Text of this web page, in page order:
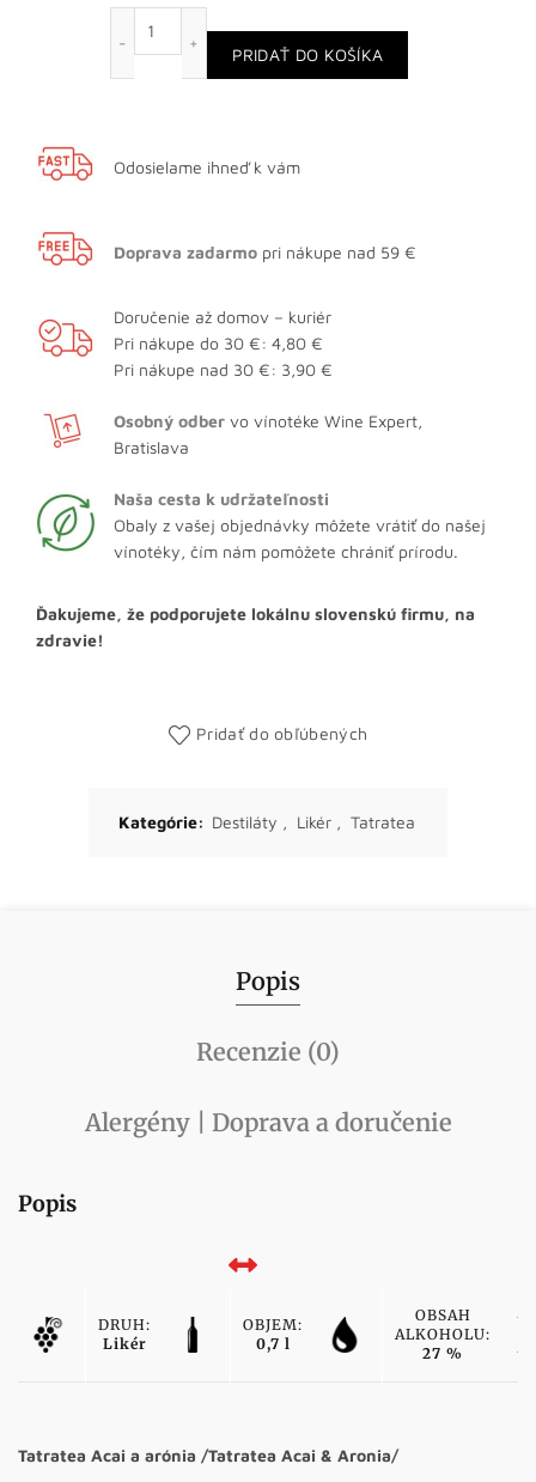
PRIDAŤ DO KOŠÍKA
Odosielame ihneď k vám
Doprava zadarmo pri nákupe nad 59 €
Doručenie až domov – kuriér
Pri nákupe do 30 €: 4,80 €
Pri nákupe nad 30 €: 3,90 €
Osobný odber vo vínotéke Wine Expert,
Bratislava
Naša cesta k udržateľnosti
Obaly z vašej objednávky môžete vrátiť do našej
vínotéky, čím nám pomôžete chrániť prírodu.
Ďakujeme, že podporujete lokálnu slovenskú firmu, na
zdravie!
Pridať do obľúbených
Kategórie: Destiláty , Likér , Tatratea
Popis
Recenzie (0)
Alergény | Doprava a doručenie
Popis
DRUH:
Likér
OBJEM:
0,7 l
OBSAH
ALKOHOLU:
27 %
Tatratea Acai a arónia /Tatratea Acai & Aronia/